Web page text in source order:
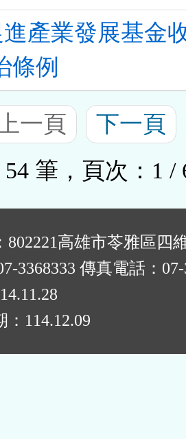
產業發展基金
條例
上一頁
下一頁
筆，頁次：1 /
802221高雄市苓雅區四
3368333 傳真電話：07-
114.12.09